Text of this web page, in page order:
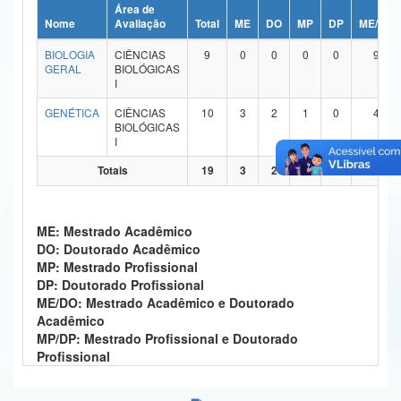
Ministério da Ciência, Tecnologia, Inovações e Comunicações
Ministério do Meio Ambiente
Ministério do Desenvolvimento Regional
Controladoria-Geral da União
Secretaria-Geral
Secretaria de Governo
Gabinete de Segurança Institucional
Advocacia-Geral da União
Nome
Área de
Avaliação
Total ME DO MP DP
ME/DO
BIOLOGIA
GERAL
CIÊNCIAS
BIOLÓGICAS
I
9 0 0 0 0 9
GENÉTICA
CIÊNCIAS
BIOLÓGICAS
I
10 3 2 1 0 4
Totais 19 3 2 1 0 13
ME: Mestrado Acadêmico
DO: Doutorado Acadêmico
MP: Mestrado Profissional
DP: Doutorado Profissional
ME/DO: Mestrado Acadêmico e Doutorado
Acadêmico
MP/DP: Mestrado Profissional e Doutorado
Profissional